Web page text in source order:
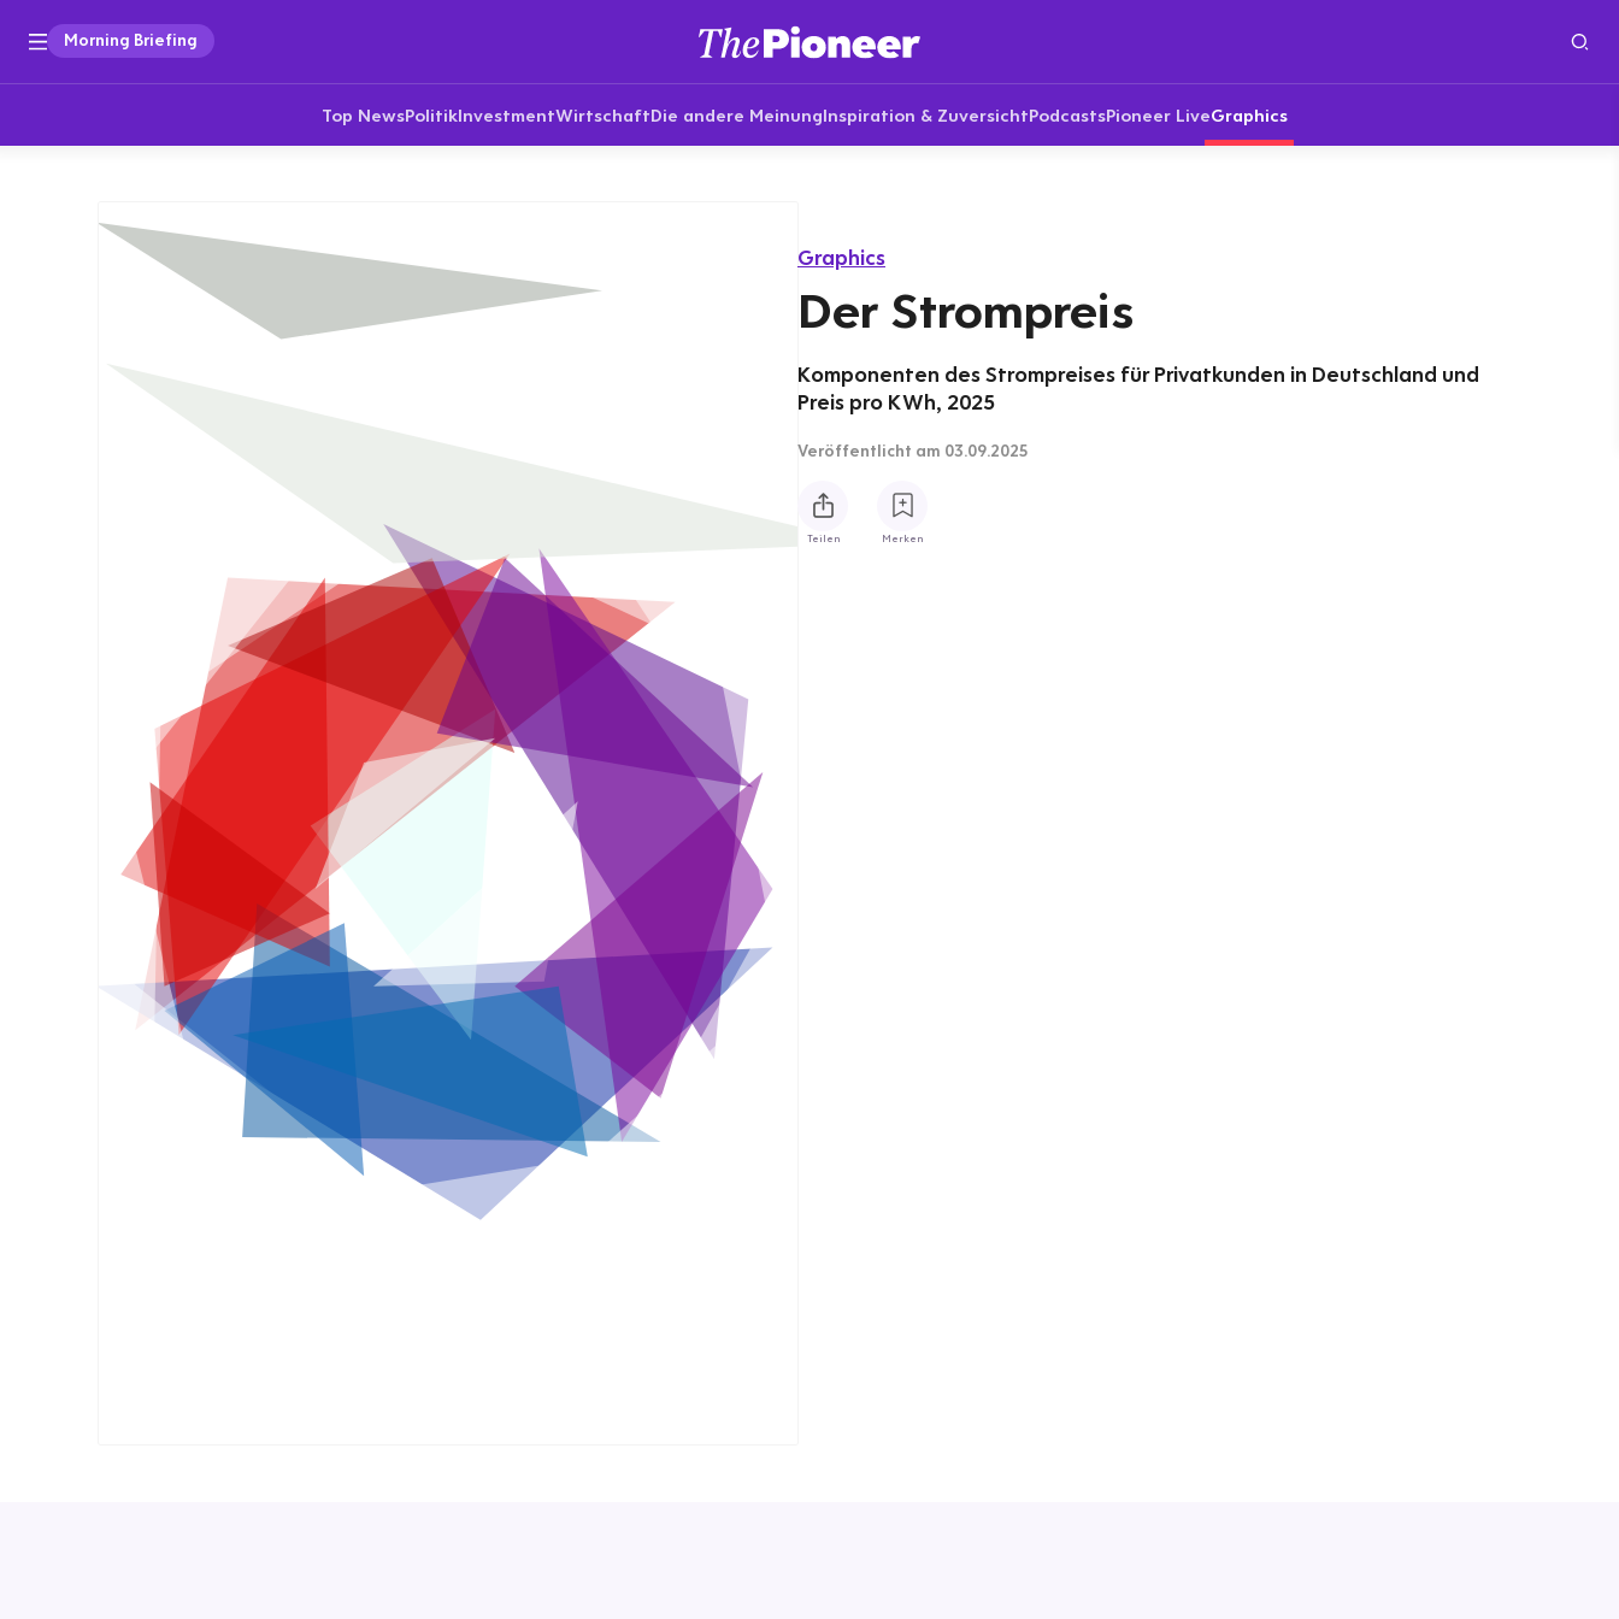
Morning Briefing
Top NewsPolitikInvestmentWirtschaftDie andere MeinungInspiration & ZuversichtPodcastsPioneer LiveGraphics
Graphics
Der Strompreis
Komponenten des Strompreises für Privatkunden in Deutschland und
Preis pro KWh, 2025
Veröffentlicht am 03.09.2025
Teilen Merken